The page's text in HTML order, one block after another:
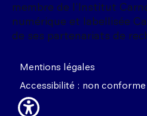
membre de l'Institut
numérique et labellisée
de ses partenariats de
Mentions légales
Accessibilité : non conforme